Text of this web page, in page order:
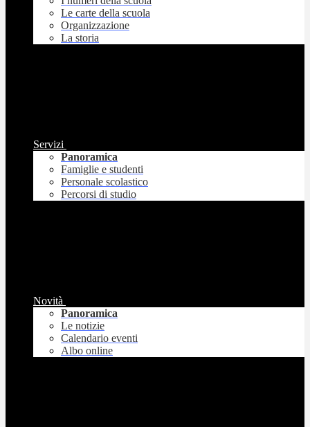
Le carte della scuola
Organizzazione
La storia
Servizi
Panoramica
Famiglie e studenti
Personale scolastico
Percorsi di studio
Novità
Panoramica
Le notizie
Calendario eventi
Albo online